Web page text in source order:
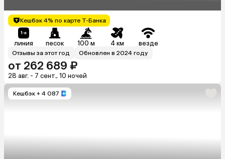
Кешбэк 4% по карте Т-Банка
линия песок 100 м 4 км везде
Отзывы за этот год Обновлен в 2024 году
от 262 689 ₽
28 авг. - 7 сент., 10 ночей
Кешбэк + 4 087